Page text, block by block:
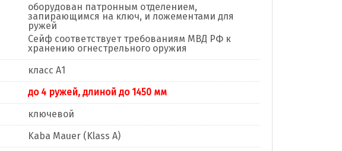
оборудован патронным отделением,
запирающимся на ключ, и ложементами для
ружей
Сейф соответствует требованиям МВД РФ к
хранению огнестрельного оружия
класс А1
до 4 ружей, длиной до 1450 мм
ключевой
Kaba Mauer (Klass A)